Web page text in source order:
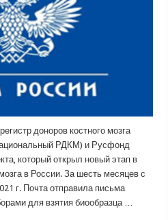
доноров костного мозга
РДКМ) и Русфонд
который открыл новый этап в
в России. За шесть месяцев с
г. Почта отправила письма
для взятия биообразца …